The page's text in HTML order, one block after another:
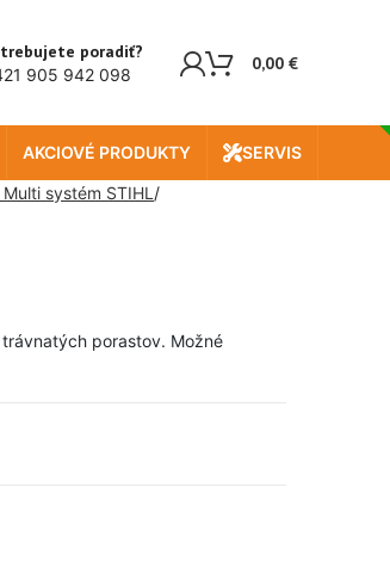
poradiť?
905 942 098
0,00 €
AKCIOVÉ PRODUKTY SERVIS
Doprava
systém STIHL
porastov. Možné